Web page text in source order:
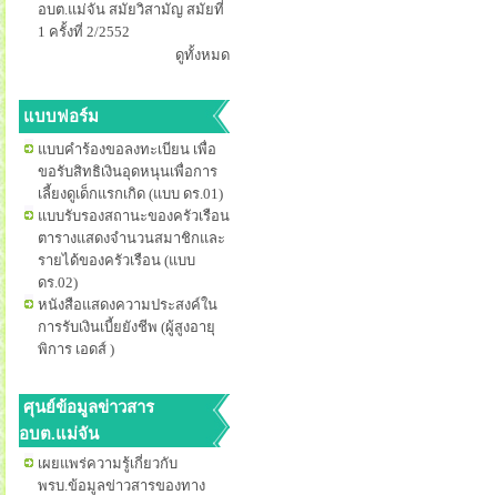
อบต.แม่จัน สมัยวิสามัญ สมัยที่
1 ครั้งที่ 2/2552
ดูทั้งหมด
แบบฟอร์ม
แบบคำร้องขอลงทะเบียน เพื่อ
ขอรับสิทธิเงินอุดหนุนเพื่อการ
เลี้ยงดูเด็กแรกเกิด (แบบ ดร.01)
แบบรับรองสถานะของครัวเรือน
ตารางแสดงจำนวนสมาชิกและ
รายได้ของครัวเรือน (แบบ
ดร.02)
หนังสือแสดงความประสงค์ใน
การรับเงินเบี้ยยังชีพ (ผู้สูงอายุ
พิการ เอดส์ )
ศุนย์ข้อมูลข่าวสาร
อบต.แม่จัน
เผยแพร่ความรู้เกี่ยวกับ
พรบ.ข้อมูลข่าวสารของทาง